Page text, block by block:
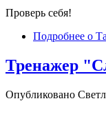
Проверь себя!
Подробнее о
Тренажер
Опубликовано